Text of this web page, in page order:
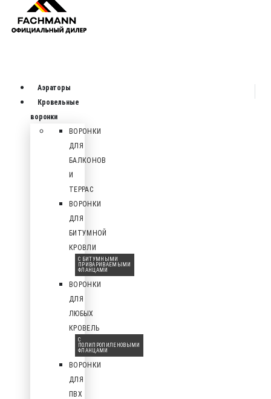
Аэраторы
Кровельные
воронки
ВОРОНКИ
ДЛЯ
БАЛКОНОВ
И
ТЕРРАС
ВОРОНКИ
ДЛЯ
БИТУМНОЙ
КРОВЛИ
С БИТУМНЫМИ
ПРИВАРИВАЕМЫМИ
ФЛАНЦАМИ
ВОРОНКИ
ДЛЯ
ЛЮБЫХ
КРОВЕЛЬ
С
ПОЛИПРОПИЛЕНОВЫМИ
ФЛАНЦАМИ
ВОРОНКИ
ДЛЯ
ПВХ